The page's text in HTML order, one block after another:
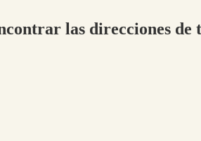
las direcciones de